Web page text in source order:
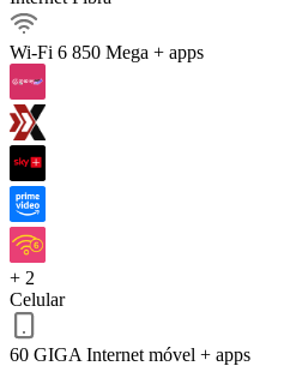
Wi-Fi 6 850 Mega + apps
+ 2
Celular
60 GIGA Internet móvel + apps